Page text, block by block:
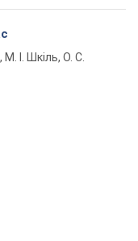
М. І. Шкіль, О. С.